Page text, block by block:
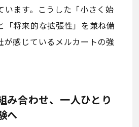
います。こうした「小さく始
「将来的な拡張性」を兼ね備
が感じているメルカートの強
み合わせ、一人ひとり
へ